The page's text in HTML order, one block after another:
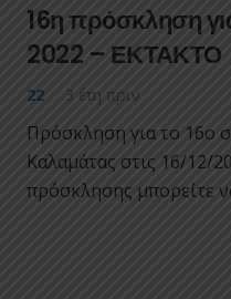
16η πρόσκληση
2022 – ΕΚΤΑΚΤΟ
22 3 έτη πριν
Πρόσκληση για το 16ο
Καλαμάτας στις 16/12/
πρόσκλησης μπορείτε